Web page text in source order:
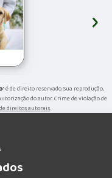
›
" é de direito reservado. Sua reprodução,
do autor. Crime de violação de
direitos autorais.